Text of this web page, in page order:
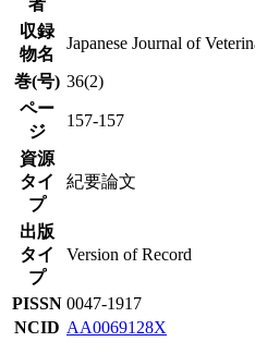
収録
物名
Japanese Journal of
巻(号) 36(2)
ペー
ジ
157-157
資源
タイ
プ
紀要論文
出版
タイ
プ
Version of Record
PISSN 0047-1917
NCID AA0069128X